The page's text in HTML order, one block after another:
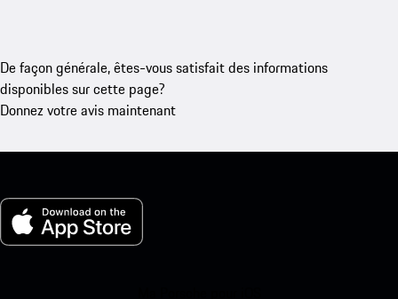
De façon générale, êtes-vous satisfait des informations
disponibles sur cette page?
Donnez votre avis maintenant